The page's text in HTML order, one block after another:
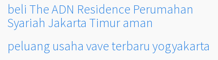
beli The ADN Residence Perumahan
Syariah Jakarta Timur aman
peluang usaha vave terbaru yogyakarta